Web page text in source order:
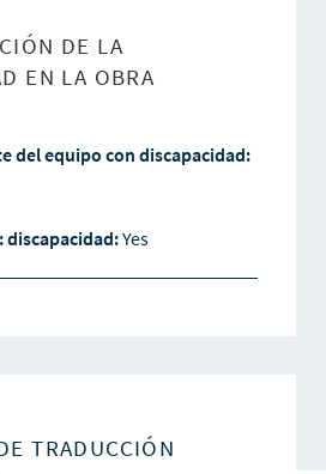
DE LA
EN LA OBRA
del equipo con discapacidad:
discapacidad:Yes
TRADUCCIÓN